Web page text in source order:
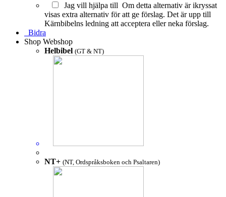
Jag vill hjälpa till Om detta alternativ är ikryssat
visas extra alternativ för att ge förslag. Det är upp till
Kärnbibelns ledning att acceptera eller neka förslag.
Bidra
Shop Webshop
Helbibel (GT & NT)
NT+ (NT, Ordspråksboken och Psaltaren)